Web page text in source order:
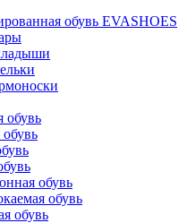
обувь EVASHOES
обувь
обувь
обувь
обувь